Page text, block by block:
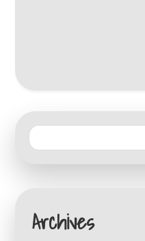
Archives